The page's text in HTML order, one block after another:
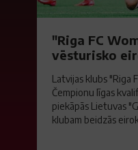
"Riga FC
vēsturisko
Latvijas klubs "Riga
Čempionu līgas
piekāpās Lietuvas
klubam beidzās